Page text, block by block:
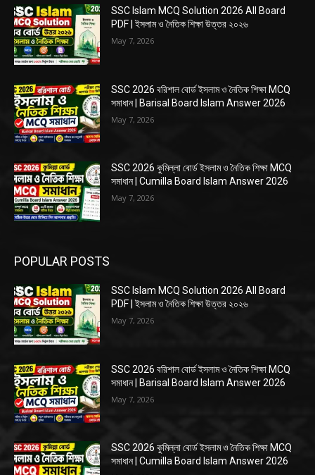
SSC Islam MCQ Solution 2026 All Board
PDF | ইসলাম ও নৈতিক শিক্ষা উত্তর ২০২৬
May 7, 2026
SSC 2026 বরিশাল বোর্ড ইসলাম ও নৈতিক শিক্ষা MCQ
সমাধান | Barisal Board Islam Answer 2026
May 7, 2026
SSC 2026 কুমিল্লা বোর্ড ইসলাম ও নৈতিক শিক্ষা MCQ
সমাধান | Cumilla Board Islam Answer 2026
May 7, 2026
POPULAR POSTS
SSC Islam MCQ Solution 2026 All Board
PDF | ইসলাম ও নৈতিক শিক্ষা উত্তর ২০২৬
May 7, 2026
SSC 2026 বরিশাল বোর্ড ইসলাম ও নৈতিক শিক্ষা MCQ
সমাধান | Barisal Board Islam Answer 2026
May 7, 2026
SSC 2026 কুমিল্লা বোর্ড ইসলাম ও নৈতিক শিক্ষা MCQ
সমাধান | Cumilla Board Islam Answer 2026